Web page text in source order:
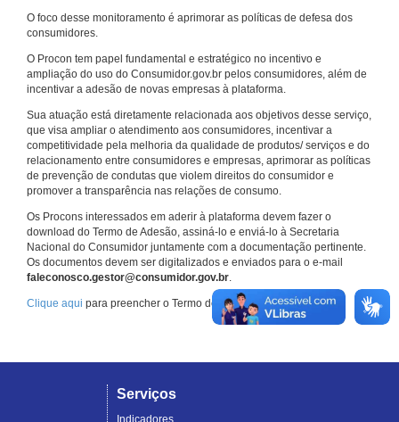
O foco desse monitoramento é aprimorar as políticas de defesa dos
consumidores.
O Procon tem papel fundamental e estratégico no incentivo e
ampliação do uso do Consumidor.gov.br pelos consumidores, além de
incentivar a adesão de novas empresas à plataforma.
Sua atuação está diretamente relacionada aos objetivos desse serviço,
que visa ampliar o atendimento aos consumidores, incentivar a
competitividade pela melhoria da qualidade de produtos/ serviços e do
relacionamento entre consumidores e empresas, aprimorar as políticas
de prevenção de condutas que violem direitos do consumidor e
promover a transparência nas relações de consumo.
Os Procons interessados em aderir à plataforma devem fazer o
download do Termo de Adesão, assiná-lo e enviá-lo à Secretaria
Nacional do Consumidor juntamente com a documentação pertinente.
Os documentos devem ser digitalizados e enviados para o e-mail
faleconosco.gestor@consumidor.gov.br.
Clique aqui para preencher o Termo de Adesão.
Serviços